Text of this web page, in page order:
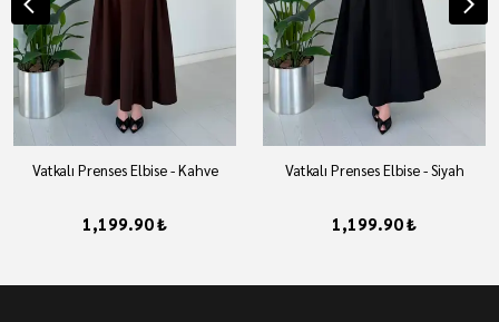
Vatkalı Prenses Elbise - Kahve
1,199.90 ₺
Vatkalı Prenses Elbise - Siyah
1,199.90 ₺